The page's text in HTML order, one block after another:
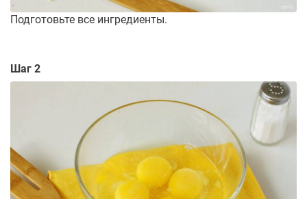
Подготовьте все ингредиенты.
Шаг 2